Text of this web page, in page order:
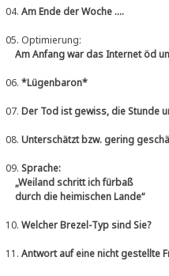
04. Am Ende der Woche ....
05. Optimierung:
Am Anfang war das Internet öd
06. *Lügenbaron*
07. Der Tod ist gewiss, die Stunde
08. Unterschätzt bzw. gering
09. Sprache:
„Weiland schritt ich fürbaß
durch die heimischen Lande“
10. Welcher Brezel-Typ sind Sie?
11. Antwort auf eine nicht gestellte